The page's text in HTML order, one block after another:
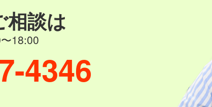
相談は
18:00
4346